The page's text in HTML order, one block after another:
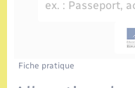
Nouvel habitant
La Communauté
Fiche pratique